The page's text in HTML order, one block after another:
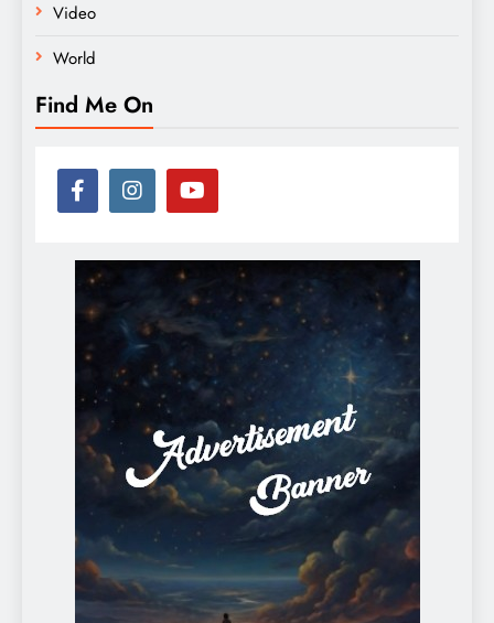
Video
World
Find Me On